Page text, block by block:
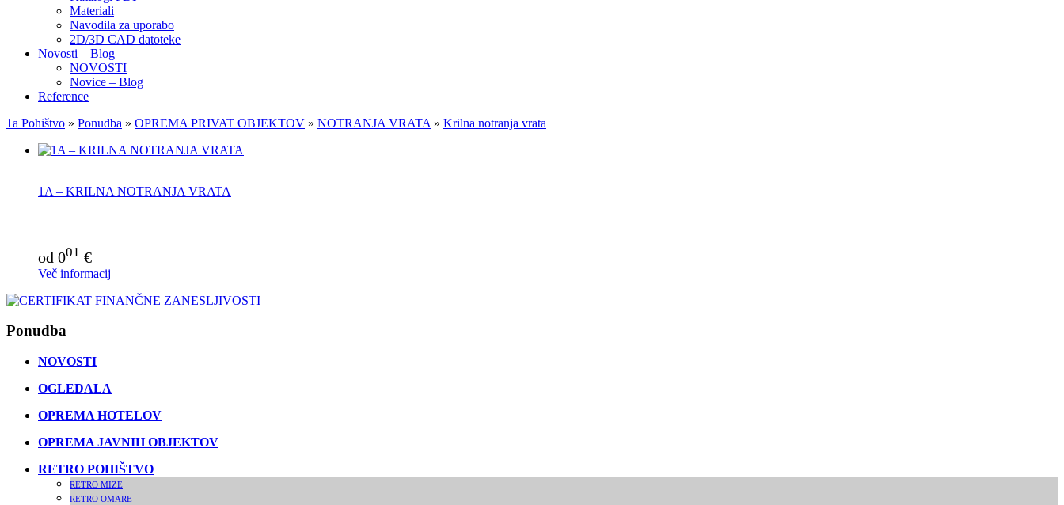
Materiali
Navodila za uporabo
2D/3D CAD datoteke
Novosti – Blog
NOVOSTI
Novice – Blog
Reference
1a Pohištvo » Ponudba » OPREMA PRIVAT OBJEKTOV » NOTRANJA VRATA » Krilna notranja vrata
1A – KRILNA NOTRANJA VRATA
od 001 €
Več informacij
Ponudba
NOVOSTI
OGLEDALA
OPREMA HOTELOV
OPREMA JAVNIH OBJEKTOV
RETRO POHIŠTVO
RETRO MIZE
RETRO OMARE